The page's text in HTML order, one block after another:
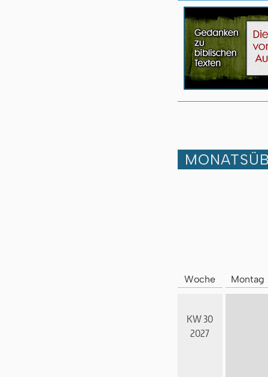
Woche Montag
KW 30
2027